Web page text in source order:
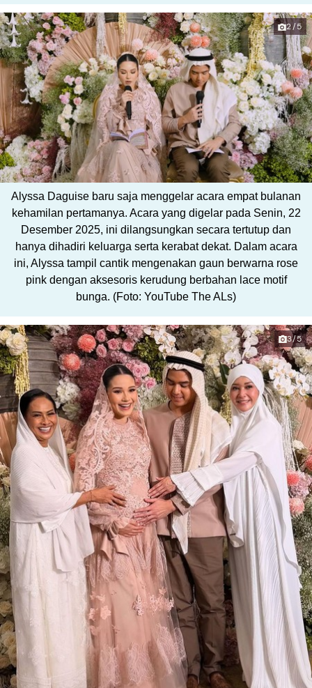
2/5
Alyssa Daguise baru saja menggelar acara empat bulanan
kehamilan pertamanya. Acara yang digelar pada Senin, 22
Desember 2025, ini dilangsungkan secara tertutup dan
hanya dihadiri keluarga serta kerabat dekat. Dalam acara
ini, Alyssa tampil cantik mengenakan gaun berwarna rose
pink dengan aksesoris kerudung berbahan lace motif
bunga. (Foto: YouTube The ALs)
3/5